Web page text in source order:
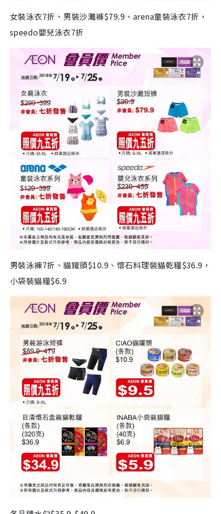
女裝泳衣7折、男裝沙灘褲$79.9、arena童裝泳衣7折，
speedo嬰兒泳衣7折
男裝泳褲7折、貓鑵頭$10.9、懷石料理裝貓乾糧$36.9，
小袋裝貓糧$6.9